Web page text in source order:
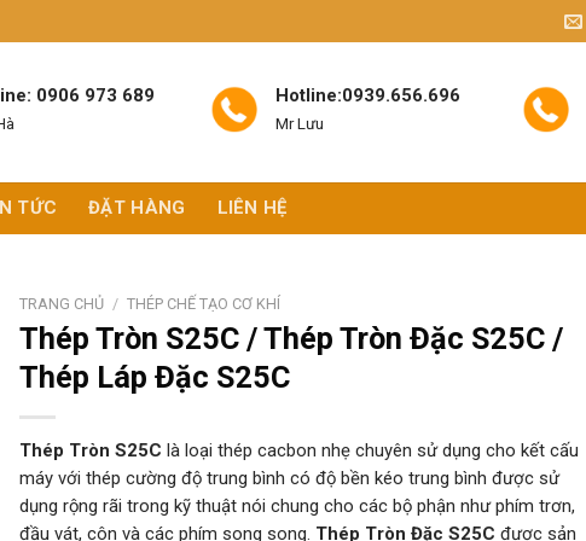
0906 973 689 Hotline:0939.656.696
Mr Lưu
TỨC ĐẶT HÀNG LIÊN HỆ
TRANG CHỦ / THÉP CHẾ TẠO CƠ KHÍ
Thép Tròn S25C / Thép Tròn Đặc S25C /
Thép Láp Đặc S25C
Thép Tròn S25C là loại thép cacbon nhẹ chuyên sử dụng cho kết cấu
máy với thép cường độ trung bình có độ bền kéo trung bình được sử
dụng rộng rãi trong kỹ thuật nói chung cho các bộ phận như phím trơn,
đầu vát, côn và các phím song song. Thép Tròn Đặc S25Cđược sản